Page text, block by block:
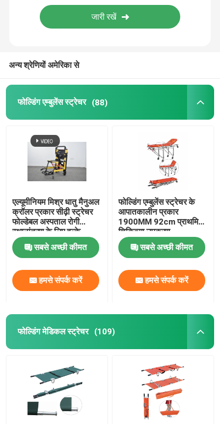
चिकित्सा उपकरण ट्रॉली
आपातकालीन मोबाइल स्ट्रेचर
अन्य श्रेणियों अमेरिका से
फोल्डिंग एम्बुलेंस स्ट्रेचर (88)
एल्यूमीनियम मिश्र धातु मैनुअल
क्रॉलर प्रकार सीढ़ी स्ट्रेचर
फोल्डेबल अस्पताल रोगी
स्थानांतरण के लिए हल्के
सबसे अच्छी कीमत
हमसे संपर्क करें
फोल्डिंग एम्बुलेंस स्ट्रेचर के
आपातकालीन प्रकार
1900MM 92cm प्राथमिक
चिकित्सा उपकरण
सबसे अच्छी कीमत
हमसे संपर्क करें
फोल्डिंग मेडिकल स्ट्रेचर (109)